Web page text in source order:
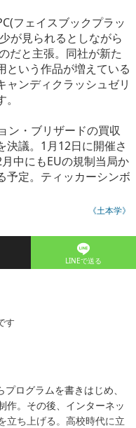
フェイスブックプラッ
が見られるとしながら
だと主張。同社が新た
という作品が増えている
ャンディクラッシュゼリ
ン・ブリザードの買収
決議。1月12日に開催さ
中にもEUの規制当局か
予定。ティッカーシンボ
《土本学》
LINEで送る
す
ログラムを書きはじめ、
作。その後、インターネッ
立ち上げる。高校時代に立